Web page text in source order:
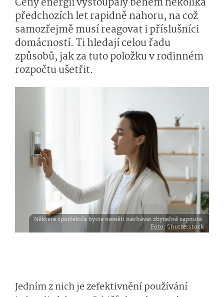
předchozích let rapidně nahoru, na což
samozřejmě musí reagovat i příslušníci
domácností. Ti hledají celou řadu
způsobů, jak za tuto položku v rodinném
rozpočtu ušetřit.
Některé spotřebiče byste neměli nechávat zbytečně zapnuté.
Foto: Shutterstock
Jedním z nich je zefektivnění používání